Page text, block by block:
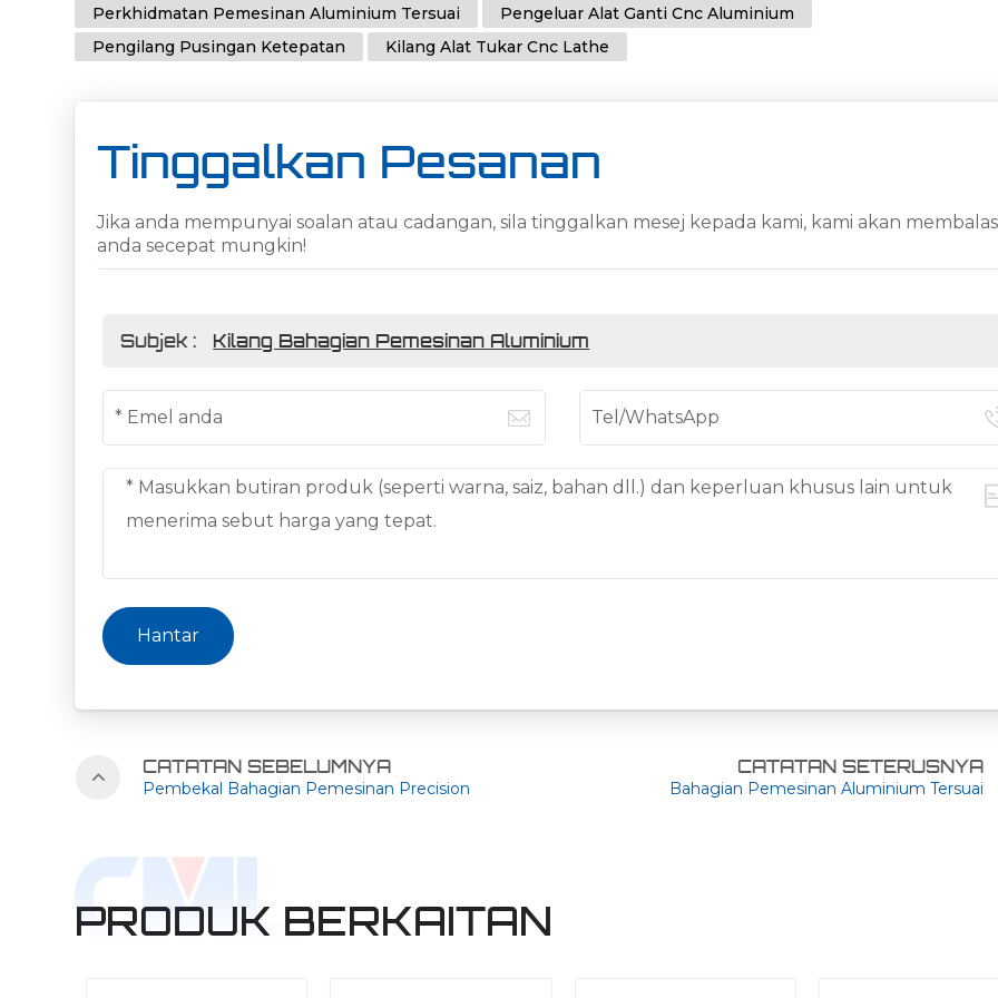
Perkhidmatan Pemesinan Aluminium Tersuai
Pengeluar Alat Ganti Cnc Aluminium
Pengilang Pusingan Ketepatan
Kilang Alat Tukar Cnc Lathe
Tinggalkan Pesanan
Jika anda mempunyai soalan atau cadangan, sila tinggalkan mesej kepada kami, kami akan membalas
anda secepat mungkin!
Subjek : Kilang Bahagian Pemesinan Aluminium
Hantar
CATATAN SEBELUMNYA
Pembekal Bahagian Pemesinan Precision
CATATAN SETERUSNYA
Bahagian Pemesinan Aluminium Tersuai
PRODUK BERKAITAN